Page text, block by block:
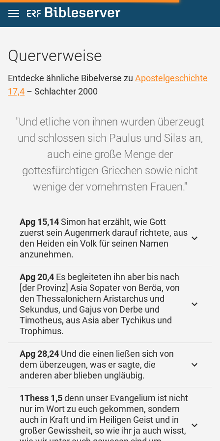
Zum Inhalt springen
Querverweise
Entdecke ähnliche Bibelverse zu Apostelgeschichte
17,4 – Schlachter 2000
"Und etliche von ihnen wurden überzeugt
und schlossen sich Paulus und Silas an,
auch eine große Menge der
gottesfürchtigen Griechen sowie nicht
wenige der vornehmsten Frauen."
Apg 15,14Simon hat erzählt, wie Gott
zuerst sein Augenmerk darauf richtete, aus
den Heiden ein Volk für seinen Namen
anzunehmen.
Apg 20,4 Es begleiteten ihn aber bis nach
[der Provinz] Asia Sopater von Beröa, von
den Thessalonichern Aristarchus und
Sekundus, und Gajus von Derbe und
Timotheus, aus Asia aber Tychikus und
Trophimus.
Apg 28,24 Und die einen ließen sich von
dem überzeugen, was er sagte, die
anderen aber blieben ungläubig.
1Thess 1,5denn unser Evangelium ist nicht
nur im Wort zu euch gekommen, sondern
auch in Kraft und im Heiligen Geist und in
großer Gewissheit, so wie ihr ja auch wisst,